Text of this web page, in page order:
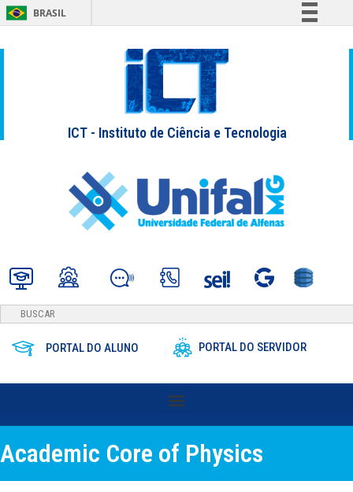
BRASIL
Comunica BR
Acesso à informação
Legislação
ICT - Instituto de Ciência e Tecnologia
PORTAL DO ALUNO PORTAL DO SERVIDOR
Academic Core of Physics